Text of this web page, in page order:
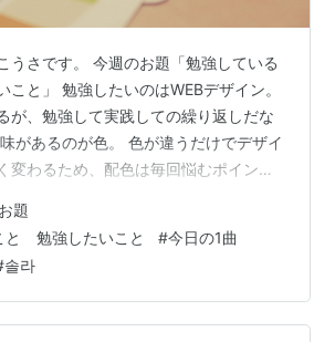
うさです。 今週のお題「勉強している
こと」 勉強したいのはWEBデザイン。
が、勉強して実践しての繰り返しだな
があるのが色。 色が違うだけでデザイ
変わるため、配色は毎回悩むポイン
、そしてこのブログなどプライベート
が付きそうなので興味がある。 今日の
Amazon MusicApple MusicSpotify
加しています！クリックお願いしま
グ参加中【公式…
題
と 勉強したいこと #今日の1曲
솔라